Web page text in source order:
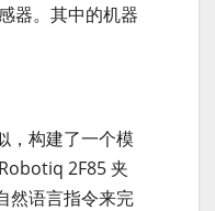
器。其中的机器
，构建了一个模
2F85 夹
然语言指令来完